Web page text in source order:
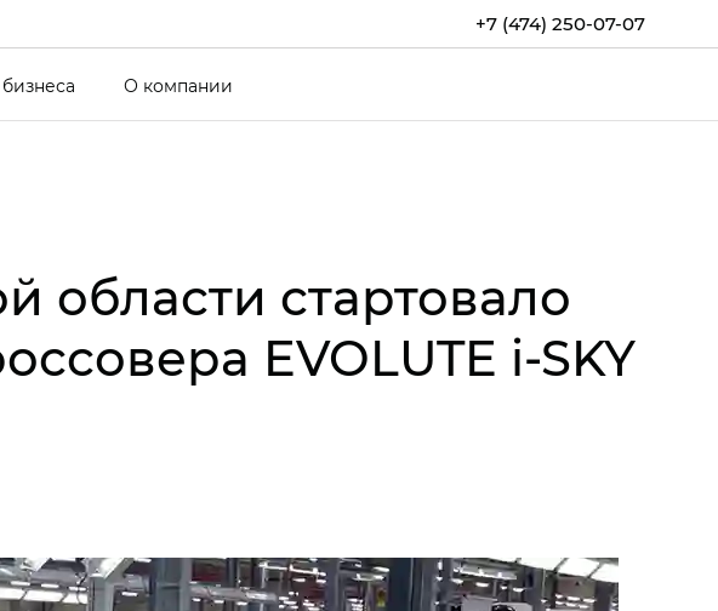
+7 (474) 250-07-07
О компании
области стартовало
EVOLUTE i‑SKY